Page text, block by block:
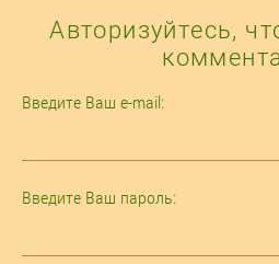
Авторизуйтесь,
Введите Ваш e-mail:
Введите Ваш пароль: